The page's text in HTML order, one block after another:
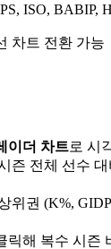
ISO, BABIP,
차트 전환 가능
이더 차트로 시
즌 전체 선수 대
위권 (K%,
릭해 복수 시즌